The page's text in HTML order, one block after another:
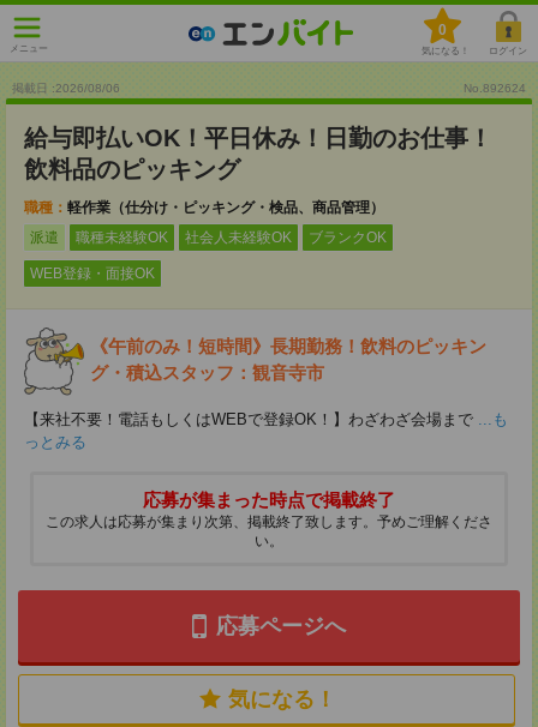
メニュー
0
気になる！ ログイン
掲載日 :2026/08/06 No.892624
給与即払いOK！平日休み！日勤のお仕事！
飲料品のピッキング
職種： 軽作業（仕分け・ピッキング・検品、商品管理）
派遣
職種未経験OK 社会人未経験OK ブランクOK
WEB登録・面接OK
《午前のみ！短時間》長期勤務！飲料のピッキン
グ・積込スタッフ：観音寺市
【来社不要！電話もしくはWEBで登録OK！】わざわざ会場まで ...も
っとみる
応募が集まった時点で掲載終了
この求人は応募が集まり次第、掲載終了致します。予めご理解くださ
い。
応募ページへ
気になる！